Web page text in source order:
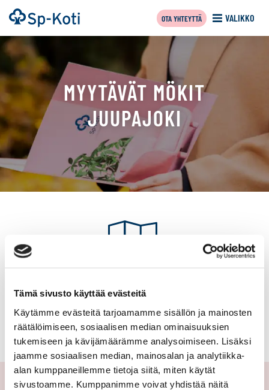
Tämä sivusto käyttää evästeitä
Käytämme evästeitä tarjoamamme sisällön ja mainosten
räätälöimiseen, sosiaalisen median ominaisuuksien
tukemiseen ja kävijämäärämme analysoimiseen. Lisäksi
jaamme sosiaalisen median, mainosalan ja analytiikka-
alan kumppaneillemme tietoja siitä, miten käytät
sivustoamme. Kumppanimme voivat yhdistää näitä
Siirry
sisältöön
Etusivu VALIKKO
OTA YHTEYTTÄ
MYYTÄVÄT MÖKIT
JUUPAJOKI
Tällä
sivulla
seuraavat
kohteet:
mökki
tai
huvila,
lomahuoneisto,
lomaosake
Ei kohteita tällä hetkellä.
Katso kaikki kohteemme